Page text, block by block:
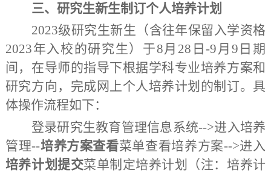
三、 研究生新生制订个人培养计划
2023级研究生新生 （含往年保留入学资格
2023年入校的研究生 ） 于8月 28 日-9 月 9 日期
间，在导师的指导下根据学科专业培养方案和
研究方向，完成网上个人培养计划的制订。具
体操作流程如下：
登录研究生教育管理信息系统-->进入培养
管理--培养方案查看菜单查看培养方案-->进入
培养计划提交菜单制定培养计划（注：培养计